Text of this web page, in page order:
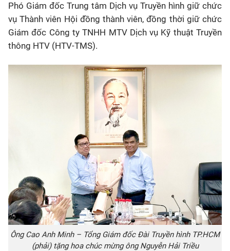
Phó Giám đốc Trung tâm Dịch vụ Truyền hình giữ chức
vụ Thành viên Hội đồng thành viên, đồng thời giữ chức
Giám đốc Công ty TNHH MTV Dịch vụ Kỹ thuật Truyền
thông HTV (HTV-TMS).
Ông Cao Anh Minh – Tổng Giám đốc Đài Truyền hình TP.HCM
(phải) tặng hoa chúc mừng ông Nguyễn Hải Triều